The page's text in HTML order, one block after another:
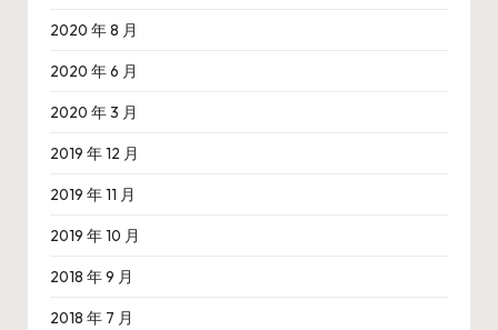
2020 年 8 月
2020 年 6 月
2020 年 3 月
2019 年 12 月
2019 年 11 月
2019 年 10 月
2018 年 9 月
2018 年 7 月